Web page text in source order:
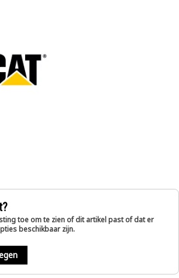
toe om te zien of dit artikel past of dat er
beschikbaar zijn.